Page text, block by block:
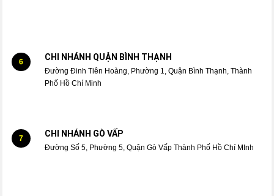
6 CHI NHÁNH QUẬN BÌNH THẠNH
Đường Đinh Tiên Hoàng, Phường 1, Quận Bình Thạnh, Thành
Phố Hồ Chí Minh
7 CHI NHÁNH GÒ VẤP
Đường Số 5, Phường 5, Quận Gò Vấp Thành Phố Hồ Chí MInh